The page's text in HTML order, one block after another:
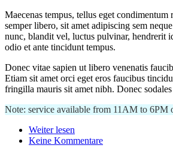
Maecenas tempus, tellus eget condimentum
semper libero, sit amet adipiscing sem
nunc, blandit vel, luctus pulvinar, hendrerit
odio et ante tincidunt tempus.
Donec vitae sapien ut libero venenatis
Etiam sit amet orci eget eros faucibus
fringilla mauris sit amet nibh. Donec
Note: service available from 11AM to 6PM
Weiter lesen
Keine Kommentare